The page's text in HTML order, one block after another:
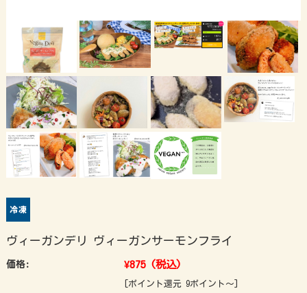
ヴィーガンデリ ヴィーガンサーモンフライ
価格: ¥875 (税込)
[ポイント還元 9ポイント～]